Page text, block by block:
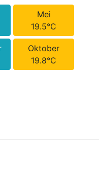
Mei
19.5°C
Oktober
19.8°C